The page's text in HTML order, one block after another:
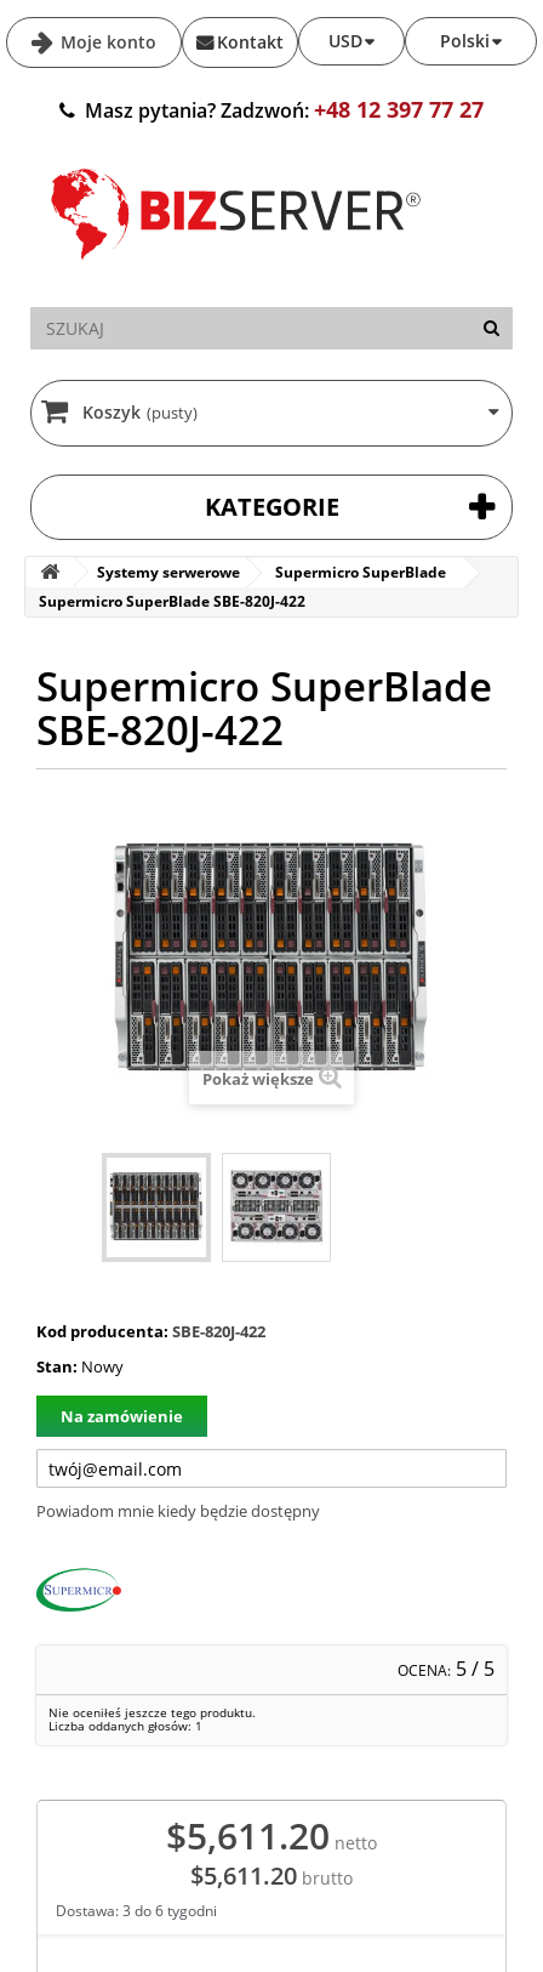
Moje konto Polski
USD
Kontakt
Masz pytania? Zadzwoń:+48 12 397 77 27
Koszyk (pusty)
KATEGORIE
Systemy serwerowe
Supermicro SuperBlade
Supermicro SuperBlade SBE-820J-422
Supermicro SuperBlade
SBE-820J-422
Pokaż większe
Kod producenta: SBE-820J-422
Stan: Nowy
Na zamówienie
Powiadom mnie kiedy będzie dostępny
OCENA: 5/ 5
Nie oceniłeś jeszcze tego produktu.
Liczba oddanych głosów: 1
$5,611.20 netto
$5,611.20 brutto
Dostawa: 3 do 6 tygodni